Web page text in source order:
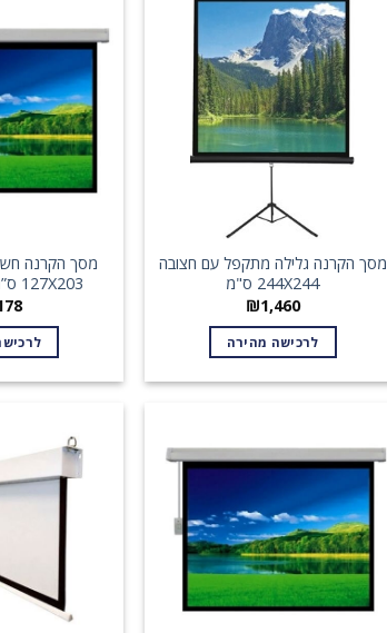
מסך הקרנה גלילה מתקפל עם חצובה
244X244 ס"מ
₪1,460
לרכישה מהירה
127X203 ס”מ SinoScreen